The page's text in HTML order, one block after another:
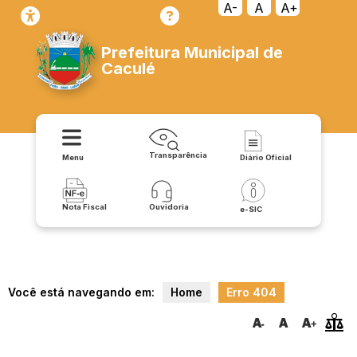
transparencia/contas_publicas/publicacoes/resolucoes
A- A A+
Prefeitura Municipal de
Caculé
Menu Transparência Diário Oficial
Nota Fiscal Ouvidoria e-SIC
Você está navegando em: Home Erro 404